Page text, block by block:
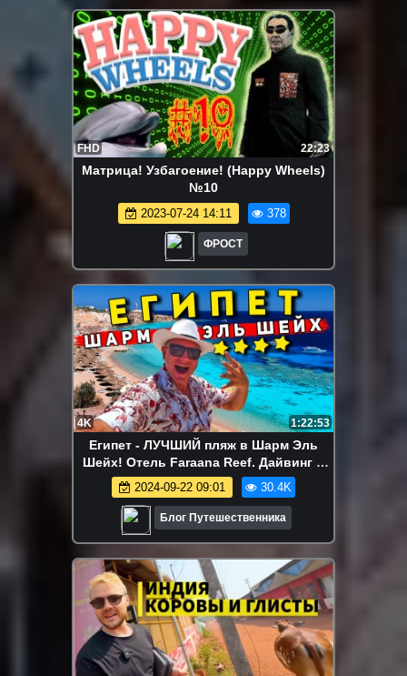
FHD 22:23
Матрица! Узбагоение! (Happy Wheels)
№10
2023-07-24 14:11 378
ФРОСТ
4K 1:22:53
Египет - ЛУЧШИЙ пляж в Шарм Эль
Шейх! Отель Faraana Reef. Дайвинг в
Египте и ТОП экскурсия
2024-09-22 09:01 30.4K
Блог Путешественника